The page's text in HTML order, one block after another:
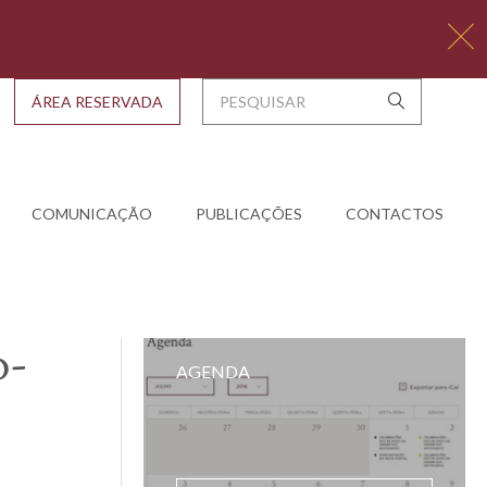
COMUNICAÇÃO PUBLICAÇÕES CONTACTOS
ÁREA RESERVADA
AGENDA